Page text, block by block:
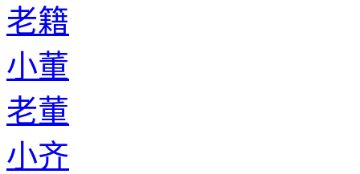
老籍
小董
老董
小齐